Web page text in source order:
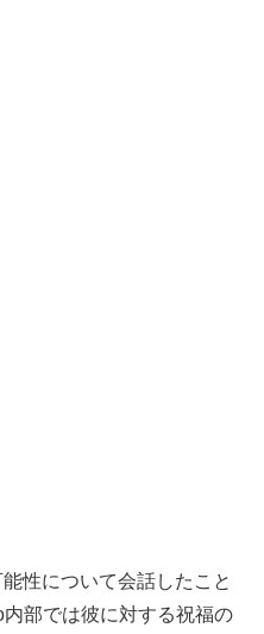
性について会話したこと
部では彼に対する祝福の